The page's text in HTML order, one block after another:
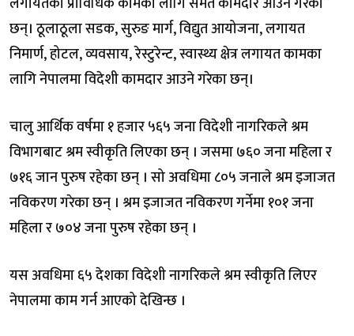
छन्। ठूलाठूला सडक, सुरुङ मार्ग, विद्युत आयोजना, लगायत
निमार्ण, होटल, व्यवसाय, रेस्टुरेन्ट, स्वास्थ्य क्षेत्र लगायत कामका
लागि नेपालमा विदेशी कामदार आउने गरेका छन्।
चालु आर्थिक वर्षमा १ हजार ५६५ जना विदेशी नागरिकले श्रम
विभागबाट श्रम स्वीकृति लिएका छन् । जसमा ७६० जना महिला र
७१६ जान पुरुष रहेका छन् । सो अवधिमा ८०५ जनाले श्रम इजाजत
नविकरण गरेका छन् । श्रम इजाजत नविकरण गर्नेमा १०१ जना
महिला र ७०४ जना पुरुष रहेका छन् ।
यस अवधिमा ६५ देशका विदेशी नागरिकले श्रम स्वीकृति लिएर
नेपालमा काम गर्न आएको देखिन्छ ।